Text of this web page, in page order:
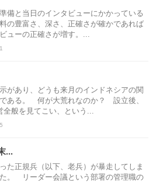
備と当日のインタビューにかかっている
の豊富さ、深さ、正確さが確かであれば
ューの正確さが増す。...
があり、どうも来月のインドネシアの関
ある。 何が大荒れなのか？ 設立後、
般を見てこい、という...
...
た正規兵（以下、老兵）が暴走してしま
。 リーダー会議という部署の管理職の